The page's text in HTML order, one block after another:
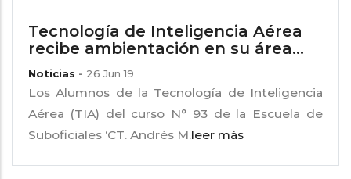
Tecnología de Inteligencia Aérea
recibe ambientación en su área...
Noticias - 26 Jun 19
Los Alumnos de la Tecnología de Inteligencia
Aérea (TIA) del curso N° 93 de la Escuela de
Suboficiales ‘CT. Andrés M.leer más